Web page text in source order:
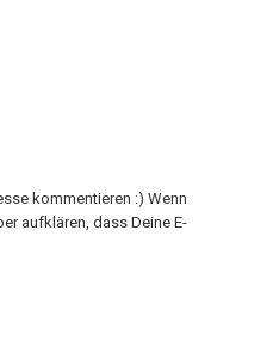
kommentieren :) Wenn
aufklären, dass Deine E-